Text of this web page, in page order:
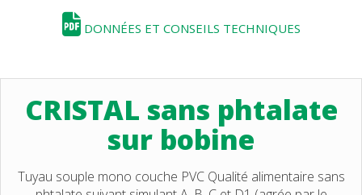
DONNÉES ET CONSEILS TECHNIQUES
CRISTAL sans phtalate
sur bobine
Tuyau souple mono couche PVC Qualité alimentaire sans